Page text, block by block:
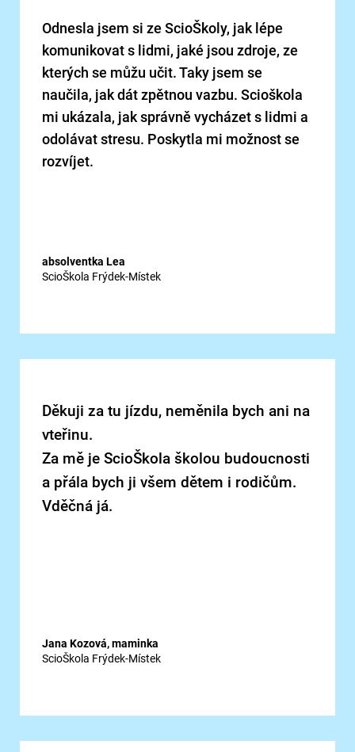
Odnesla jsem si ze ScioŠkoly, jak lépe
komunikovat s lidmi, jaké jsou zdroje, ze
kterých se můžu učit. Taky jsem se
naučila, jak dát zpětnou vazbu. Scioškola
mi ukázala, jak správně vycházet s lidmi a
odolávat stresu. Poskytla mi možnost se
rozvíjet.
absolventka Lea
ScioŠkola Frýdek-Místek
Děkuji za tu jízdu, neměnila bych ani na
vteřinu.
Za mě je ScioŠkola školou budoucnosti
a přála bych ji všem dětem i rodičům.
Vděčná já.
Jana Kozová, maminka
ScioŠkola Frýdek-Místek